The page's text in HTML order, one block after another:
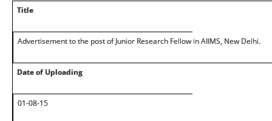
Title
Advertisement to the post of Junior Research Fellow in AIIMS, New Delhi.
Date of Uploading
01-08-15